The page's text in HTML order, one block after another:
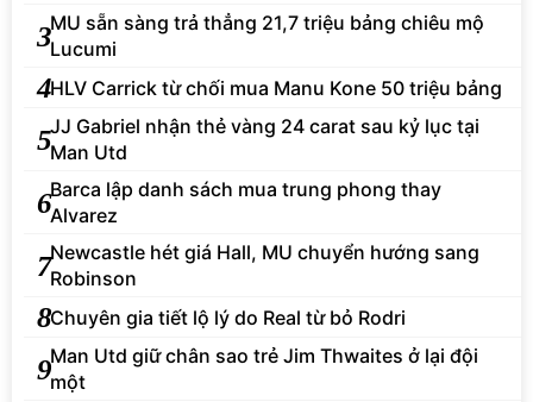
3MU sẵn sàng trả thẳng 21,7 triệu bảng chiêu mộ
Lucumi
4HLV Carrick từ chối mua Manu Kone 50 triệu bảng
5JJ Gabriel nhận thẻ vàng 24 carat sau kỷ lục tại
Man Utd
6Barca lập danh sách mua trung phong thay
Alvarez
7Newcastle hét giá Hall, MU chuyển hướng sang
Robinson
8Chuyên gia tiết lộ lý do Real từ bỏ Rodri
9Man Utd giữ chân sao trẻ Jim Thwaites ở lại đội
một